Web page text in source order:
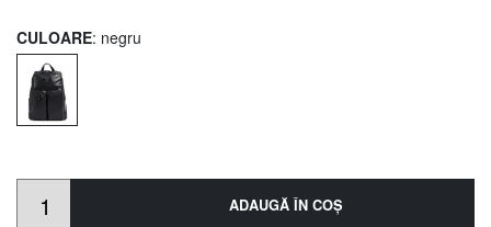
CULOARE: negru
ADAUGĂ ÎN COŞ